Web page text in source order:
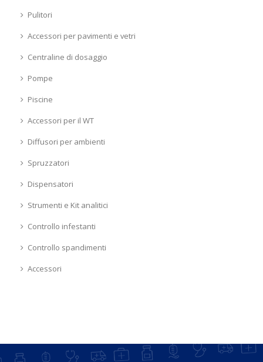
Pulitori
Accessori per pavimenti e vetri
Centraline di dosaggio
Pompe
Piscine
Accessori per il WT
Diffusori per ambienti
Spruzzatori
Dispensatori
Strumenti e Kit analitici
Controllo infestanti
Controllo spandimenti
Accessori